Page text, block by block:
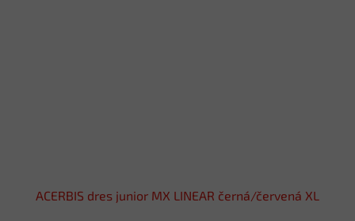
ACERBIS dres junior MX LINEAR černá/červená XL